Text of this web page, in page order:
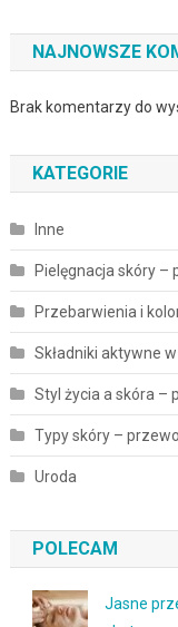
NAJNOWSZE
Brak komentarzy do
KATEGORIE
Inne
Pielęgnacja skóry –
Przebarwienia i
Składniki aktywne
Styl życia a skóra –
Typy skóry –
Uroda
POLECAM
Jasne